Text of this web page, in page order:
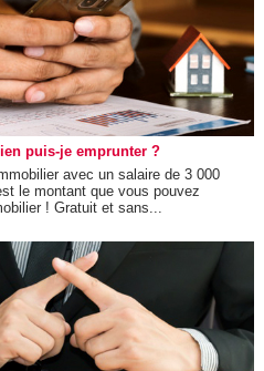
puis-je emprunter ?
avec un salaire de 3 000
le montant que vous pouvez
! Gratuit et sans...